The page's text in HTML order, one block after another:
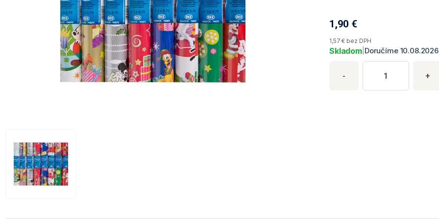
1,90 €
Aktuálna cena produktu
1,57 € bez DPH
Skladom| Doručíme 10.08.2026
Nákup produktu
Množstvo produktu
- +
Zadajte požadované